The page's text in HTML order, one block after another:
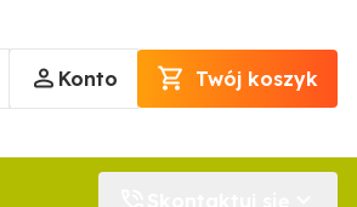
Konto Twój koszyk